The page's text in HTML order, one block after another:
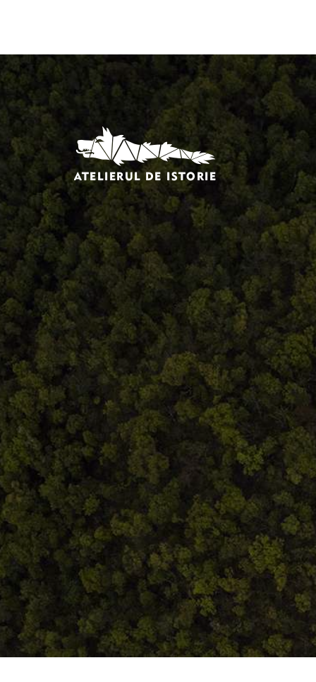
Comandă, plată, livrare
Întreținere produse
Facebook.com/atelieruldeistorie
Contact@atelieruldeistorie.ro
0748.884.543
Termeni și condiții
ANPC
Home Despre noi Produse
Contact
Termeni și condiții
S.C. Atelierul de istorie SRL
J12/419/2016
CIF 35566674
RO48ROIN4021ZZ6H9WDUW2T2 Salt Bank